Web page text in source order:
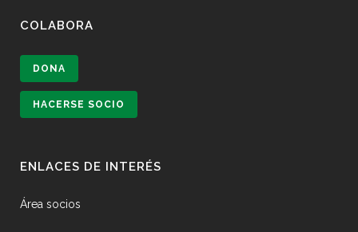
COLABORA
DONA
HACERSE SOCIO
ENLACES DE INTERÉS
Área socios